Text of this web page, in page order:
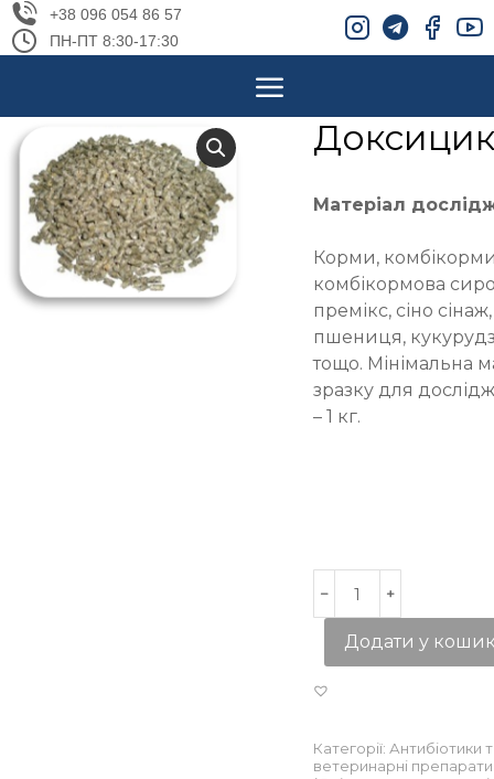
+38 096 054 86 57
ПН-ПТ 8:30-17:30
Матеріал
Корми,
комбікормова
премікс, сіно сінаж,
пшениця,
тощо. Мінімальна
зразку для
– 1 кг.
Додати у
Категорії: Антибіотики
ветеринарні препарати